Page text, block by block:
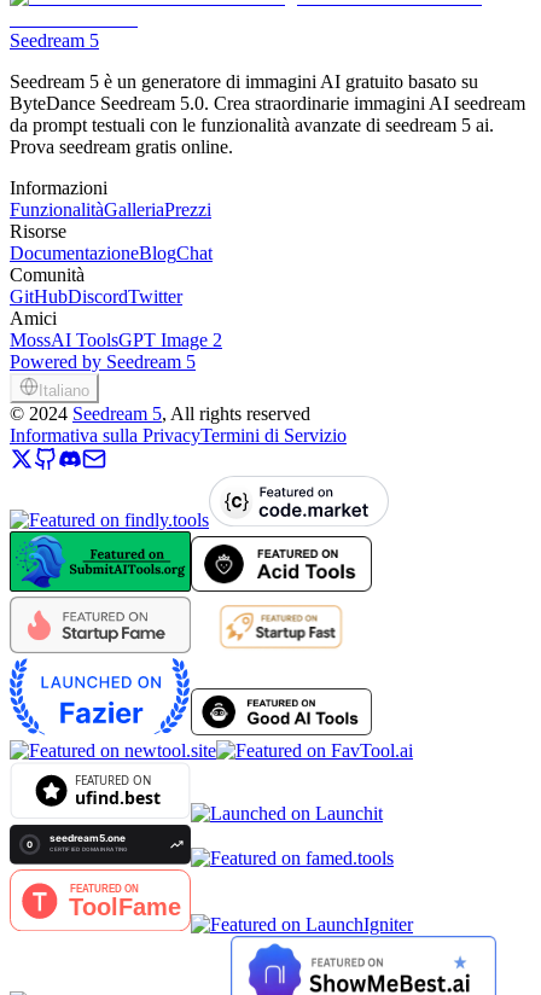
Seedream 5
Seedream 5 è un generatore di immagini AI gratuito basato su
ByteDance Seedream 5.0. Crea straordinarie immagini AI seedream
da prompt testuali con le funzionalità avanzate di seedream 5 ai.
Prova seedream gratis online.
Informazioni
FunzionalitàGalleriaPrezzi
Risorse
DocumentazioneBlogChat
Comunità
GitHubDiscordTwitter
Amici
MossAI ToolsGPT Image 2
Powered by Seedream 5
Italiano
© 2024 Seedream 5, All rights reserved
Informativa sulla PrivacyTermini di Servizio